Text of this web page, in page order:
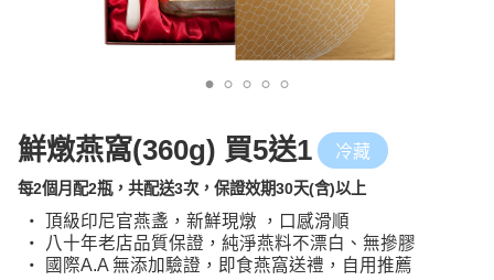
鮮燉燕窩(360g) 買5送1 冷藏
每2個月配2瓶，共配送3次，保證效期30天(含)以上
‧ 頂級印尼官燕盞，新鮮現燉 ，口感滑順
‧ 八十年老店品質保證，純淨燕料不漂白、無摻膠
‧ 國際A.A 無添加驗證，即食燕窩送禮，自用推薦